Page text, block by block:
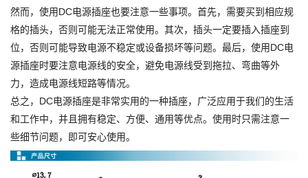
然而，使用DC电源插座也要注意一些事项。首先，需要买到相应规
格的插头，否则可能无法正常使用。其次，插头一定要插入插座到
位，否则可能导致电源不稳定或设备损坏等问题。最后，使用DC电
源插座时要注意电源线的安全，避免电源线受到拖拉、弯曲等外
力，造成电源线短路等情况。
总之，DC电源插座是非常实用的一种插座，广泛应用于我们的生活
和工作中，并且拥有稳定、方便、通用等优点。使用时只需注意一
些细节问题，即可安心使用。